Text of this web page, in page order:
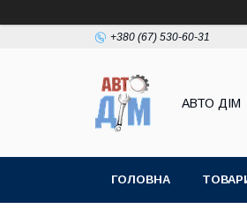
+380 (67) 530-60-31
АВТО ДIМ
ГОЛОВНА